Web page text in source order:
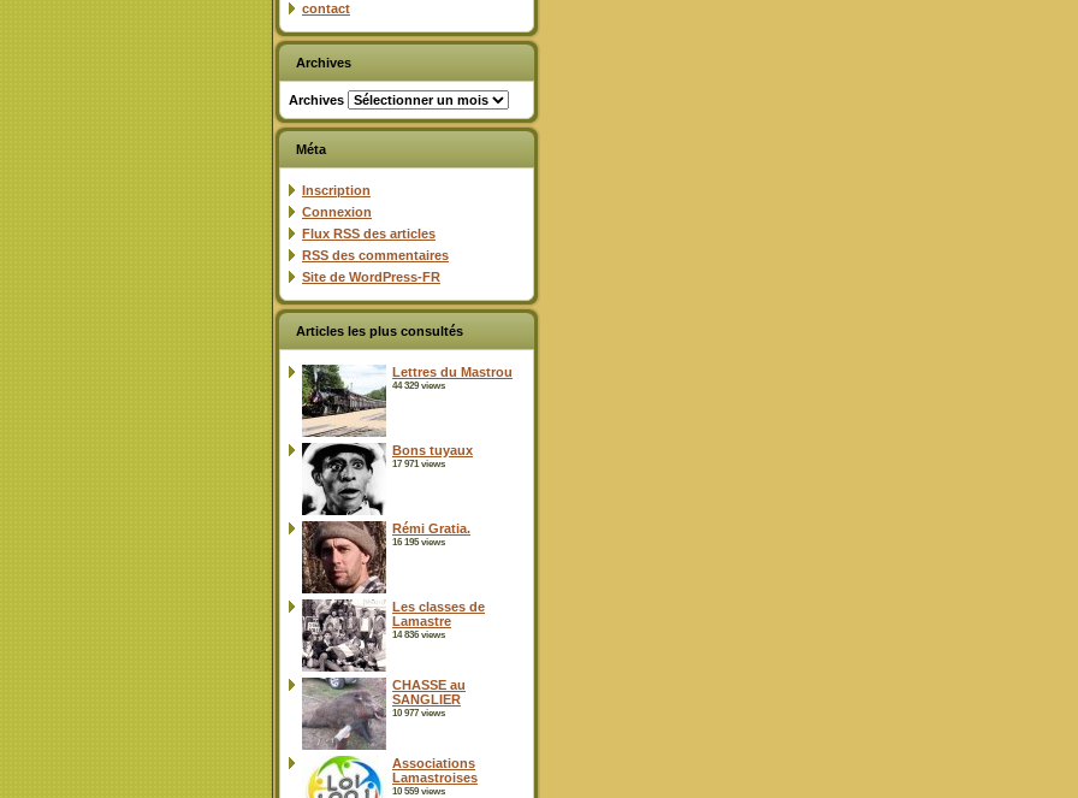
contact
Archives
Archives
Méta
Inscription
Connexion
Flux RSS des articles
RSS des commentaires
Site de WordPress-FR
Articles les plus consultés
Lettres du Mastrou
44 329 views
Bons tuyaux
17 971 views
Rémi Gratia.
16 195 views
Les classes de
Lamastre
14 836 views
CHASSE au
SANGLIER
10 977 views
Associations
Lamastroises
10 559 views